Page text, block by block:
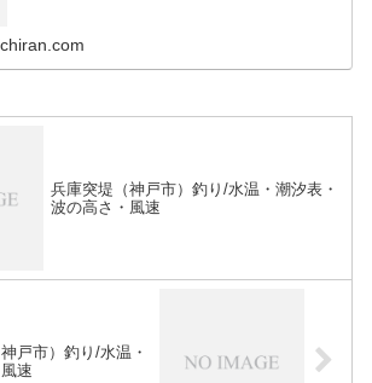
兵庫突堤（神戸市）釣り/水温・潮汐表・
波の高さ・風速
戸市）釣り/水温・
速